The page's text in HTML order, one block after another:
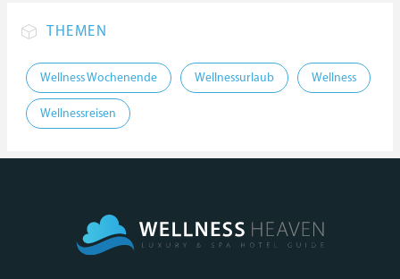
THEMEN
Wellness Wochenende Wellnessurlaub Wellness
Wellnessreisen